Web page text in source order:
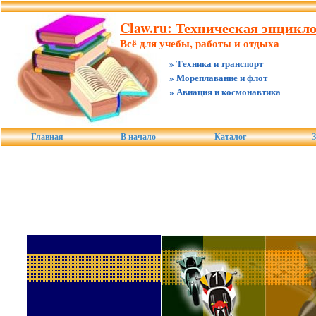
Claw.ru: Техническая
Всё для учебы, работы и отдыха
» Техника и транспорт
» Мореплавание и флот
» Авиация и космонавтика
Главная В начало Каталог